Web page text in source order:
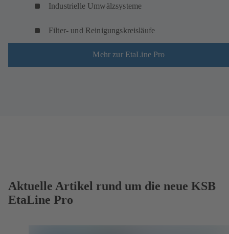
Industrielle Umwälzsysteme
Filter- und Reinigungskreisläufe
Mehr zur EtaLine Pro
Aktuelle Artikel rund um die neue KSB
EtaLine Pro